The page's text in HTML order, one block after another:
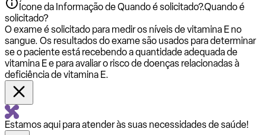
Ícone da Informação de Quando é solicitado?.Quando é
solicitado?
O exame é solicitado para medir os níveis de vitamina E no
sangue. Os resultados do exame são usados ​​para determinar
se o paciente está recebendo a quantidade adequada de
vitamina E e para avaliar o risco de doenças relacionadas à
deficiência de vitamina E.
Estamos aqui para atender às suas necessidades de saúde!